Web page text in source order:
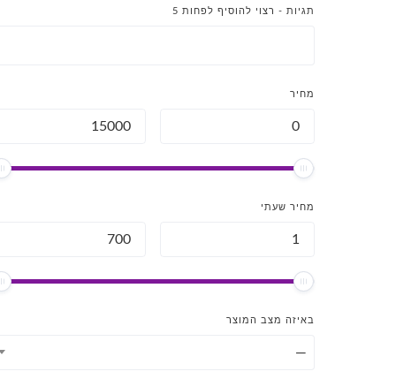
תגיות - רצוי להוסיף לפחות 5
מחיר
מחיר שעתי
באיזה מצב המוצר
—